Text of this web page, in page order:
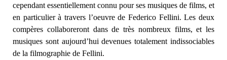
cependant essentiellement connu pour ses musiques de films, et
en particulier à travers l’oeuvre de Federico Fellini. Les deux
compères collaboreront dans de très nombreux films, et les
musiques sont aujourd’hui devenues totalement indissociables
de la filmographie de Fellini.